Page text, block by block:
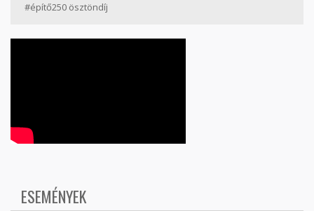
#építő250 ösztöndíj
ESEMÉNYEK